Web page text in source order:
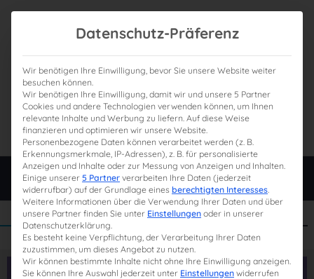
0
Gesamtpreis
0,00 €
Datenschutz-Präferenz
Wir benötigen Ihre Einwilligung, bevor Sie unsere Website weiter
besuchen können.
Wir benötigen Ihre Einwilligung, damit wir und unsere 5 Partner
Cookies und andere Technologien verwenden können, um Ihnen
relevante Inhalte und Werbung zu liefern. Auf diese Weise
finanzieren und optimieren wir unsere Website.
Personenbezogene Daten können verarbeitet werden (z. B.
Erkennungsmerkmale, IP-Adressen), z. B. für personalisierte
Anzeigen und Inhalte oder zur Messung von Anzeigen und Inhalten.
Einige unserer 5 Partner verarbeiten Ihre Daten (jederzeit
widerrufbar) auf der Grundlage eines berechtigten Interesses.
Weitere Informationen über die Verwendung Ihrer Daten und über
unsere Partner finden Sie unter Einstellungen oder in unserer
Datenschutzerklärung.
Es besteht keine Verpflichtung, der Verarbeitung Ihrer Daten
zuzustimmen, um dieses Angebot zu nutzen.
Wir können bestimmte Inhalte nicht ohne Ihre Einwilligung anzeigen.
Sie können Ihre Auswahl jederzeit unter Einstellungen widerrufen